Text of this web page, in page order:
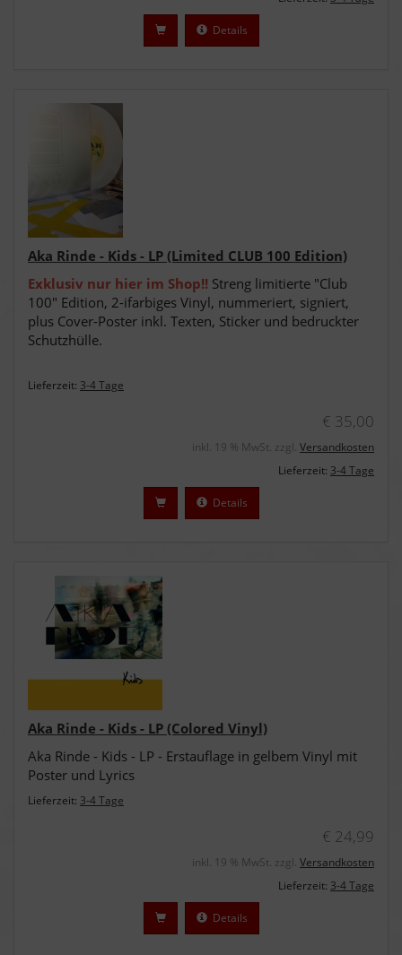
Details
Aka Rinde - Kids - LP (Limited CLUB 100 Edition)
Exklusiv nur hier im Shop!! Streng limitierte "Club
100" Edition, 2-ifarbiges Vinyl, nummeriert, signiert,
plus Cover-Poster inkl. Texten, Sticker und bedruckter
Schutzhülle.
Lieferzeit: 3-4 Tage
€ 35,00
inkl. 19 % MwSt. zzgl. Versandkosten
Lieferzeit: 3-4 Tage
Details
Aka Rinde - Kids - LP (Colored Vinyl)
Aka Rinde - Kids - LP - Erstauflage in gelbem Vinyl mit
Poster und Lyrics
Lieferzeit: 3-4 Tage
€ 24,99
inkl. 19 % MwSt. zzgl. Versandkosten
Lieferzeit: 3-4 Tage
Details